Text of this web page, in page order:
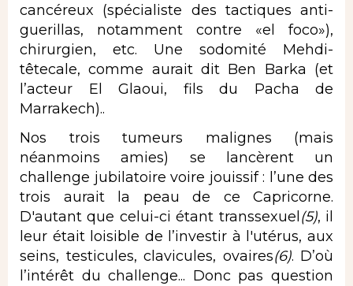
cancéreux (spécialiste des tactiques anti-
guerillas, notamment contre «el foco»),
chirurgien, etc. Une sodomité Mehdi-
têtecale, comme aurait dit Ben Barka (et
l’acteur El Glaoui, fils du Pacha de
Marrakech)..
Nos trois tumeurs malignes (mais
néanmoins amies) se lancèrent un
challenge jubilatoire voire jouissif : l’une des
trois aurait la peau de ce Capricorne.
D'autant que celui-ci étant transsexuel (5), il
leur était loisible de l’investir à l'utérus, aux
seins, testicules, clavicules, ovaires(6). D’où
l’intérêt du challenge... Donc pas question